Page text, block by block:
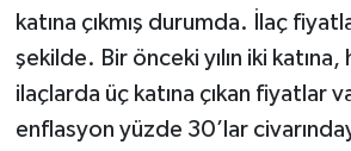
katına çıkmış durumda. İlaç
şekilde. Bir önceki yılın iki katına,
ilaçlarda üç katına çıkan fiyatlar
enflasyon yüzde 30’lar